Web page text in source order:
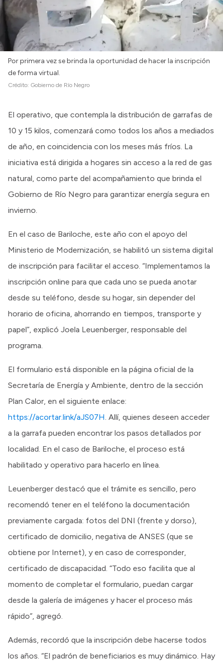
Intranet
Login
Por primera vez se brinda la oportunidad de hacer la inscripción
de forma virtual.
Crédito: Gobierno de Río Negro
El operativo, que contempla la distribución de garrafas de
10 y 15 kilos, comenzará como todos los años a mediados
de año, en coincidencia con los meses más fríos. La
iniciativa está dirigida a hogares sin acceso a la red de gas
natural, como parte del acompañamiento que brinda el
Gobierno de Río Negro para garantizar energía segura en
invierno.
En el caso de Bariloche, este año con el apoyo del
Ministerio de Modernización, se habilitó un sistema digital
de inscripción para facilitar el acceso. “Implementamos la
inscripción online para que cada uno se pueda anotar
desde su teléfono, desde su hogar, sin depender del
horario de oficina, ahorrando en tiempos, transporte y
papel”, explicó Joela Leuenberger, responsable del
programa.
El formulario está disponible en la página oficial de la
Secretaría de Energía y Ambiente, dentro de la sección
Plan Calor, en el siguiente enlace:
https://acortar.link/aJS07H. Allí, quienes deseen acceder
a la garrafa pueden encontrar los pasos detallados por
localidad. En el caso de Bariloche, el proceso está
habilitado y operativo para hacerlo en línea.
Leuenberger destacó que el trámite es sencillo, pero
recomendó tener en el teléfono la documentación
previamente cargada: fotos del DNI (frente y dorso),
certificado de domicilio, negativa de ANSES (que se
obtiene por Internet), y en caso de corresponder,
certificado de discapacidad. “Todo eso facilita que al
momento de completar el formulario, puedan cargar
desde la galería de imágenes y hacer el proceso más
rápido”, agregó.
Además, recordó que la inscripción debe hacerse todos
los años. “El padrón de beneficiarios es muy dinámico. Hay